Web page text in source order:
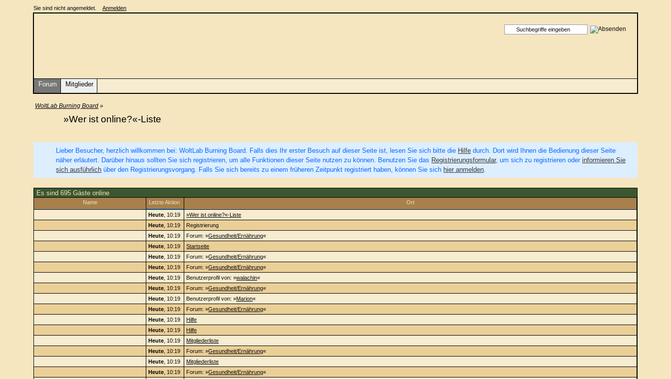
Sie sind nicht angemeldet. Anmelden
Forum Mitglieder
WoltLab Burning Board »
»Wer ist online?«-Liste
Lieber Besucher, herzlich willkommen bei: WoltLab Burning Board. Falls dies Ihr erster Besuch auf dieser Seite ist, lesen Sie sich bitte die Hilfe durch. Dort wird Ihnen die Bedienung dieser Seite
näher erläutert. Darüber hinaus sollten Sie sich registrieren, um alle Funktionen dieser Seite nutzen zu können. Benutzen Sie das Registrierungsformular, um sich zu registrieren oderinformieren Sie
sich ausführlich über den Registrierungsvorgang. Falls Sie sich bereits zu einem früheren Zeitpunkt registriert haben, können Sie sich hier anmelden.
Es sind 695 Gäste online
Name Letzte Aktion Ort
Heute , 10:19
»Wer ist online?«-Liste
Heute , 10:19
Registrierung
Heute , 10:19 Forum: »Gesundheit/Ernährung«
Heute , 10:19
Startseite
Heute , 10:19 Forum: »Gesundheit/Ernährung«
Heute , 10:19 Forum: »Gesundheit/Ernährung«
Heute , 10:19 Benutzerprofil von: »walachin«
Heute , 10:19 Forum: »Gesundheit/Ernährung«
Heute , 10:19 Benutzerprofil von: »Marion«
Heute , 10:19 Forum: »Gesundheit/Ernährung«
Heute , 10:19
Hilfe
Heute , 10:19
Hilfe
Heute , 10:19
Mitgliederliste
Heute , 10:19 Forum: »Gesundheit/Ernährung«
Heute , 10:19
Mitgliederliste
Heute , 10:19 Forum: »Gesundheit/Ernährung«